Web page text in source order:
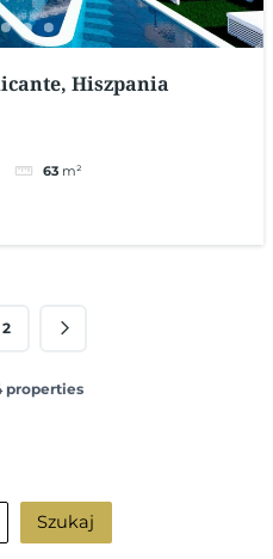
Hiszpania
63 m²
2
properties
Szukaj